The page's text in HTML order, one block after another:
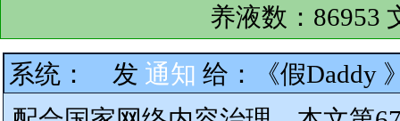
养液数： 86953
系统： 发 通知 给：
《假